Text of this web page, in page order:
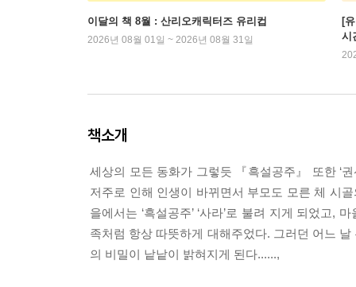
이달의 책 8월 : 산리오캐릭터즈 유리컵
2026년 08월 01일 ~ 2026년 08월 31일
[
시
책소개
세상의 모든 동화가 그렇듯 『흑설공주』 또한 ‘
저주로 인해 인생이 바뀌면서 부모도 모른 체 시
을에서는 ‘흑설공주’ ‘사라’로 불려 지게 되었고,
족처럼 항상 따뜻하게 대해주었다. 그러던 어느
의 비밀이 낱낱이 밝혀지게 된다......,